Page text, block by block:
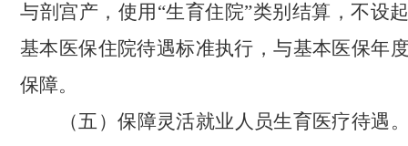
与剖宫产，使用 “生育住院”类别结算，不设
基本医保住院待遇标准执行，与基本医保年
保障。
（五）保障灵活就业人员生育医疗待遇